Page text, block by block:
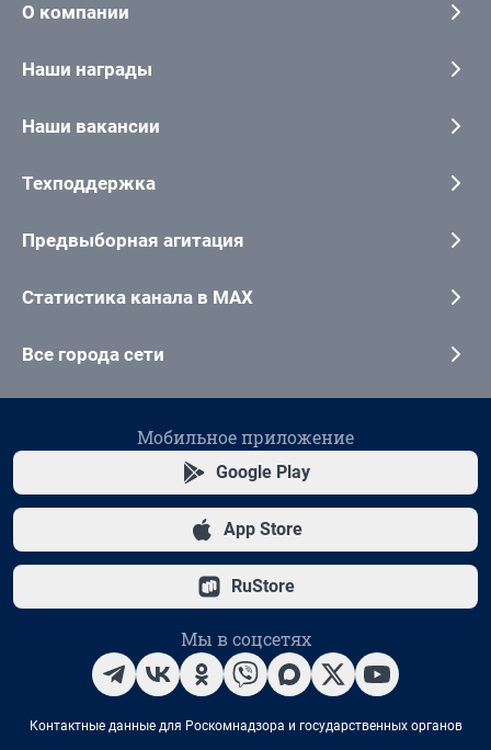
О компании
Наши награды
Наши вакансии
Техподдержка
Предвыборная агитация
Статистика канала в MAX
Все города сети
Мобильное приложение
Google Play
App Store
RuStore
Мы в соцсетях
Контактные данные для Роскомнадзора и государственных органов